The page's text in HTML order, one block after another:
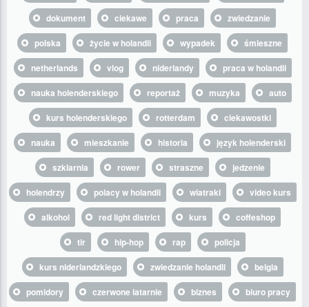
dokument
ciekawe praca
zwiedzanie
polska
życie w holandii wypadek
śmieszne
netherlands
vlog niderlandy
praca w holandii
nauka holenderskiego
reportaż muzyka
auto
kurs holenderskiego
rotterdam
ciekawostki
nauka
mieszkanie historia
język holenderski
szklarnia
rower straszne
jedzenie
holendrzy
polacy w holandii wiatraki
video kurs
alkohol
red light district kurs
coffeshop
tir
hip-hop rap
policja
kurs niderlandzkiego
zwiedzanie holandii
belgia
pomidory
czerwone latarnie biznes biuro pracy